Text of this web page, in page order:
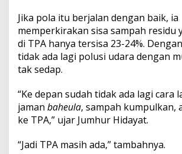
o
p
Jika pola itu berjalan dengan baik, ia
memperkirakan sisa sampah residu
di TPA hanya tersisa 23-24%.
tidak ada lagi polusi udara dengan
tak sedap.
“Ke depan sudah tidak ada lagi cara
jaman baheula, sampah kumpulkan,
ke TPA,” ujar Jumhur Hidayat.
“Jadi TPA masih ada,” tambahnya.